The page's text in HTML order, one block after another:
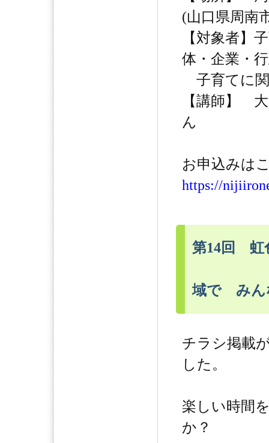
(山口県周南
【対象者】
体・企業・
子育てに
【講師】
ん
お申込みは
https://
第14回 虹
域で みん
チラシ掲載
した。
楽しい時間
か？